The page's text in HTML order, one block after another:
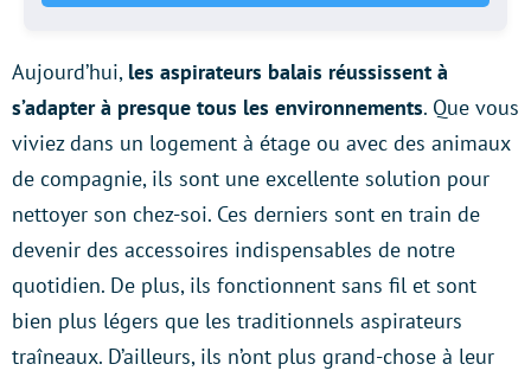
Aujourd’hui, les aspirateurs balais réussissent à
s’adapter à presque tous les environnements. Que vous
viviez dans un logement à étage ou avec des animaux
de compagnie, ils sont une excellente solution pour
nettoyer son chez-soi. Ces derniers sont en train de
devenir des accessoires indispensables de notre
quotidien. De plus, ils fonctionnent sans fil et sont
bien plus légers que les traditionnels aspirateurs
traîneaux. D’ailleurs, ils n’ont plus grand-chose à leur